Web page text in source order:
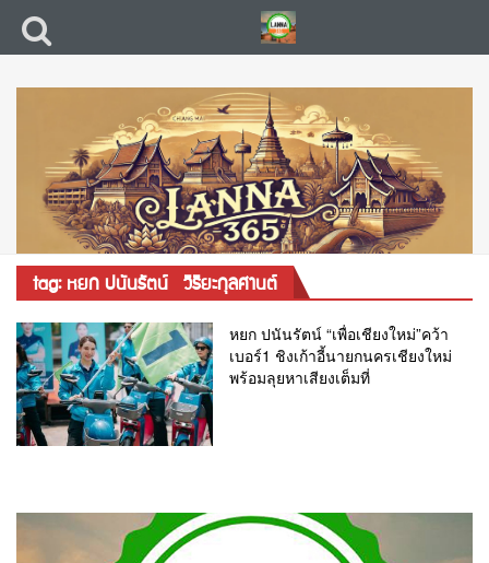
tag: หยก ปนันรัตน์ วิริยะกุลศานต์
หยก ปนันรัตน์ “เพื่อเชียงใหม่”คว้า
เบอร์1 ชิงเก้าอี้นายกนครเชียงใหม่
พร้อมลุยหาเสียงเต็มที่